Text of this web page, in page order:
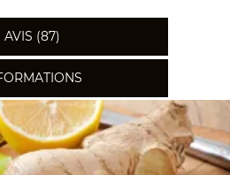
AVIS (87)